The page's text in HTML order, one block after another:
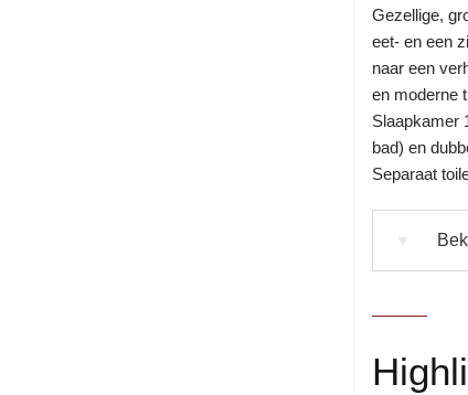
Gezellige,
eet- en een
naar een
en moderne
Slaapkamer
bad) en
Separaat